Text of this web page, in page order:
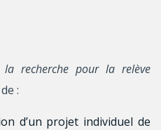
recherche pour la relève
:
d’un projet individuel de